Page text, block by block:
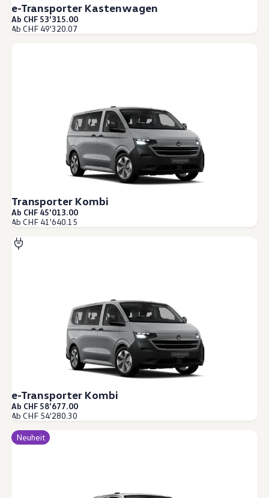
e-Transporter Kastenwagen
Ab CHF 53'315.00
Ab CHF 49'320.07
Transporter Kombi
Ab CHF 45'013.00
Ab CHF 41'640.15
e-Transporter Kombi
Ab CHF 58'677.00
Ab CHF 54'280.30
Neuheit